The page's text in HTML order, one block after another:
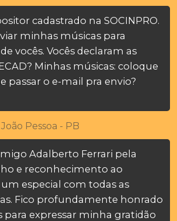
cadastrado na SOCINPRO.
minhas músicas para
vocês. Vocês declaram as
Minhas músicas: coloque
passar o e-mail pra envio?
| João Pessoa - PB
Adalberto Ferrari pela
e reconhecimento ao
especial com todas as
Fico profundamente honrado
para expressar minha gratidão